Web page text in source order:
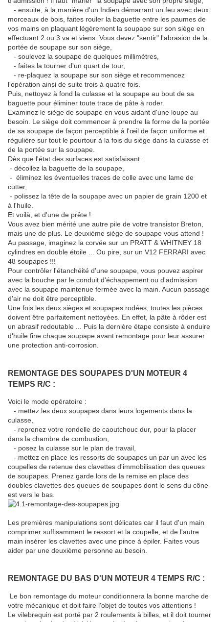
- ensuite, à la manière d'un Indien démarrant un feu avec deux
morceaux de bois, faites rouler la baguette entre les paumes de
vos mains en plaquant légèrement la soupape sur son siège en
effectuant 2 ou 3 va et viens. Vous devez "sentir" l'abrasion de la
portée de soupape sur son siège,
- soulevez la soupape de quelques millimètres,
- faites la tourner d'un quart de tour,
- re-plaquez la soupape sur son siège et recommencez
l'opération ainsi de suite trois à quatre fois.
Puis, nettoyez à fond la culasse et la soupape au bout de sa
baguette pour éliminer toute trace de pâte à roder.
Examinez le siège de soupape en vous aidant d'une loupe au
besoin. Le siège doit commencer à prendre la forme de la portée
de sa soupape de façon perceptible à l'œil de façon uniforme et
régulière sur tout le pourtour à la fois du siège dans la culasse et
de la portée sur la soupape.
Dès que l'état des surfaces est satisfaisant :
- décollez la baguette de la soupape,
- éliminez les éventuelles traces de colle avec une lame de
cutter,
- polissez la tête de la soupape avec un papier de grain 1200 et
à l'huile.
Et voilà, et d'une de prête !
Vous avez bien mérité une autre pile de votre transistor Breton,
mais une de plus. Le deuxième siège de soupape vous attend !
Au passage, imaginez la corvée sur un PRATT & WHITNEY 18
cylindres en double étoile ... Ou pire, sur un V12 FERRARI avec
48 soupapes !!!
Pour contrôler l'étanchéité d'une soupape, vous pouvez aspirer
avec la bouche par le conduit d'échappement ou d'admission
avec la soupape maintenue fermée avec la main. Aucun passage
d'air ne doit être perceptible.
Une fois les deux sièges et soupapes rodées, toutes les pièces
doivent être parfaitement nettoyées. En effet, la pâte à rôder est
un abrasif redoutable ... Puis la dernière étape consiste à enduire
d'huile fine chaque soupape avant remontage pour leur assurer
une protection anti-corrosion.
REMONTAGE DES SOUPAPES D'UN MOTEUR 4
TEMPS R/C :
Voici le mode opératoire :
- mettez les deux soupapes dans leurs logements dans la
culasse,
- reprenez votre rondelle de caoutchouc dur, pour la placer
dans la chambre de combustion,
- posez la culasse sur le plan de travail,
- mettez en place les ressorts de soupapes un par un avec les
coupelles de retenue des clavettes d'immobilisation des queues
de soupapes. Prenez garde lors de la remise en place des
doubles clavettes des queues de soupapes dont le sens du cône
est vers le bas.
Les premières manipulations sont délicates car il faut d'un main
comprimer suffisamment le ressort et la coupelle, et de l'autre
main insérer les clavettes avec une pince à épiler. Faites vous
aider par une deuxième personne au besoin.
REMONTAGE DU BAS D'UN MOTEUR 4 TEMPS R/C :
Le bon remontage du moteur conditionnera la bonne marche de
votre mécanique et doit faire l'objet de toutes vos attentions !
Le vilebrequin est porté par 2 roulements à billes, et il doit tourner